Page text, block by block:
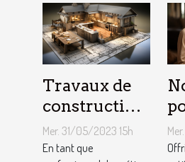
Travaux de
construction
d’une maison
: Comment
Mer. 31/05/2023 15h
En tant que